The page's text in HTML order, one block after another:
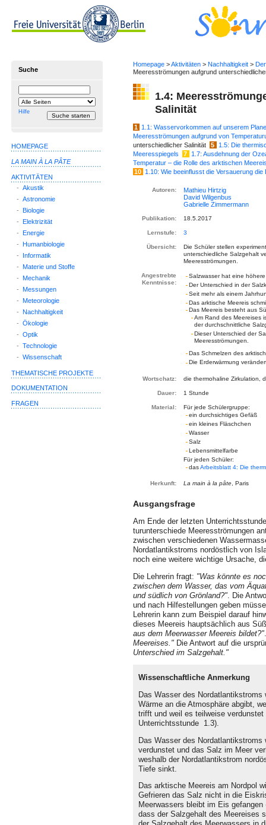
Homepage >Aktivitäten > Nachhaltigkeit >
Meeresströmungen aufgrund
1.4:
Salinität
1 1.1: Wasservorkommen auf unserem
Meeresströmungen aufgrund von
unterschiedlicher Salinität
5
1.5: Die
Meeresspiegels
7
1.7: Ausdehnung der
Temperatur – die Rolle des arktischen
10 1.10: Wie beeinflusst die Versauerung
Autoren:
Publikation: 18.5.2017
Lernstufe: 3
Übersicht:
Die Schüler stellen
unterschiedliche Salzgehalt
Meeresströmungen.
Angestrebte
Kenntnisse:
Salzwasser hat eine
Der Unterschied in der
Seit mehr als einem
Das arktische Meereis
Das Meereis besteht aus
Am Rand des Meereises
der durchschnittliche
Dieser Unterschied der
Meeresströmungen.
Das Schmelzen des
Die Erderwärmung
Wortschatz: die thermohaline Zirkulation,
Dauer: 1 Stunde
Material:
Für jede Schülergruppe:
ein durchsichtiges Gefäß
ein kleines Fläschchen
Wasser
Salz
Lebensmittelfarbe
Für jeden Schüler:
dasArbeitsblatt 4: Die
Herkunft: La main à la pâte , Paris
Ausgangsfrage
Am Ende der letzten
turunterschiede Meeresströmungen
zwischen verschiedenen
Nordatlantikstroms nordöstlich von
noch eine weitere wichtige Ursache,
Die Lehrerin fragt: "Was könnte es
zwischen dem Wasser, das vom
und südlich von Grönland?" . Die
und nach Hilfestellungen geben
Lehrerin kann zum Beispiel darauf
dieses Meereis hauptsächlich aus
aus dem Meerwasser Meereis bildet?"
Meereises." Die Antwort auf die
Unterschied im Salzgehalt."
Wissenschaftliche Anmerkung
Das Wasser des
Wärme an die Atmosphäre abgibt,
trifft und weil es teilweise
Unterrichtsstunde 1.3).
Das Wasser des
verdunstet und das Salz im Meer
weshalb der Nordatlantikstrom
Tiefe sinkt.
Das arktische Meereis am Nordpol
Gefrieren das Salz nicht in die
Meerwassers bleibt im Eis
dass der Salzgehalt des Meereises
Suche
einschränken
Hilfe
HOMEPAGE
LA MAIN À LA PÂTE
AKTIVITÄTEN
- Akustik
- Astronomie
- Biologie
- Elektrizität
- Energie
- Humanbiologie
-
Informatik
- Materie und Stoffe
- Mechanik
- Messungen
- Meteorologie
- Nachhaltigkeit
- Ökologie
- Optik
- Technologie
- Wissenschaft
THEMATISCHE PROJEKTE
DOKUMENTATION
FRAGEN